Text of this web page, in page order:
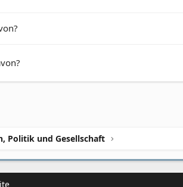
Politik und Gesellschaft